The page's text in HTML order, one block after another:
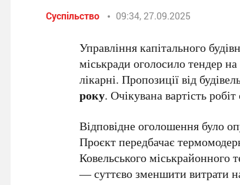
Суспільство 09:34, 27.09.2025
Управління капітального
міськради оголосило тендер
лікарні. Пропозиції від
року. Очікувана вартість
Відповідне оголошення було
Проєкт передбачає
Ковельського міськрайонного
— суттєво зменшити витрати